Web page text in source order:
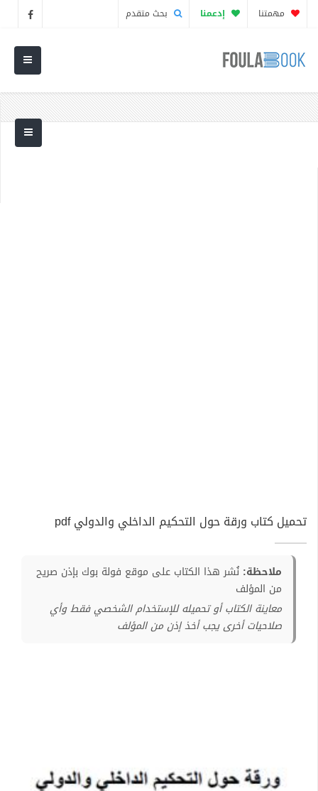
مهمتنا إدعمنا بحث متقدم
تحميل كتاب ورقة حول التحكيم الداخلي والدولي pdf
ملاحظة: نُشر هذا الكتاب على موقع فولة بوك بإذن صريح
من المؤلف
معاينة الكتاب أو تحميله للإستخدام الشخصي فقط وأي
صلاحيات أخرى يجب أخذ إذن من المؤلف